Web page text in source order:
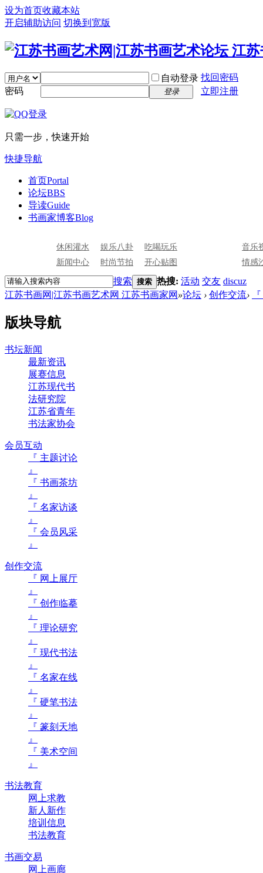
设为首页收藏本站
开启辅助访问 切换到宽版
自动登录 找回密码
密码
登录 立即注册
只需一步，快速开始
快捷导航
首页Portal
论坛BBS
导读Guide
书画家博客Blog
休闲灌水 娱乐八卦
吃喝玩乐
新闻中心
时尚节拍 开心贴图
音乐
情感
搜索 搜索 热搜: 活动 交友 discuz
江苏书画网|江苏书画艺术网 江苏书画家网 »论坛 › 创作交流›
版块导航
书坛新闻
最新资讯
展赛信息
江苏现代书
法研究院
江苏省青年
书法家协会
会员互动
『 主题讨论
』
『 书画茶坊
』
『 名家访谈
』
『 会员风采
』
创作交流
『 网上展厅
』
『 创作临摹
』
『 理论研究
』
『 现代书法
』
『 名家在线
』
『 硬笔书法
』
『 篆刻天地
』
『 美术空间
』
书法教育
网上求教
新人新作
培训信息
书法教育
书画交易
网上画廊